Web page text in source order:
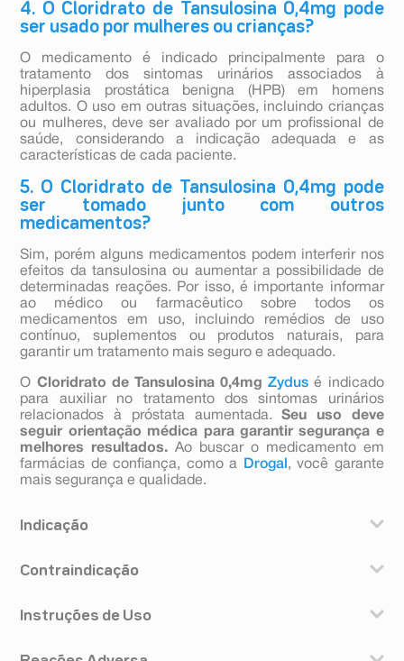
4. O Cloridrato de Tansulosina 0,4mg pode
ser usado por mulheres ou crianças?
O medicamento é indicado principalmente para o
tratamento dos sintomas urinários associados à
hiperplasia prostática benigna (HPB) em homens
adultos. O uso em outras situações, incluindo crianças
ou mulheres, deve ser avaliado por um profissional de
saúde, considerando a indicação adequada e as
características de cada paciente.
5. O Cloridrato de Tansulosina 0,4mg pode
ser tomado junto com outros
medicamentos?
Sim, porém alguns medicamentos podem interferir nos
efeitos da tansulosina ou aumentar a possibilidade de
determinadas reações. Por isso, é importante informar
ao médico ou farmacêutico sobre todos os
medicamentos em uso, incluindo remédios de uso
contínuo, suplementos ou produtos naturais, para
garantir um tratamento mais seguro e adequado.
O Cloridrato de Tansulosina 0,4mgZydus é indicado
para auxiliar no tratamento dos sintomas urinários
relacionados à próstata aumentada.Seu uso deve
seguir orientação médica para garantir segurança e
melhores resultados. Ao buscar o medicamento em
farmácias de confiança, como a
Drogal , você garante
mais segurança e qualidade.
Indicação
tratamento dos sintomas da hiperplasia prostática
Contraindicação
alergia a qualquer componente da fórmula; histórico de
Instruções de Uso